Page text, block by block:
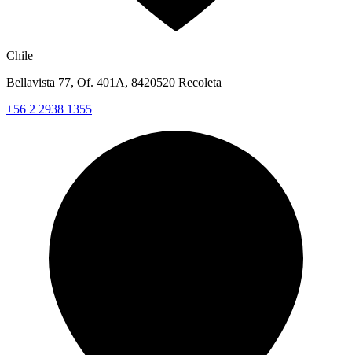
Chile
Bellavista 77, Of. 401A, 8420520 Recoleta
+56 2 2938 1355